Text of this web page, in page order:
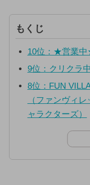
もくじ
10位：★営業中
9位：クリクラ
8位：FUN
（ファンヴィ
ャラクターズ）